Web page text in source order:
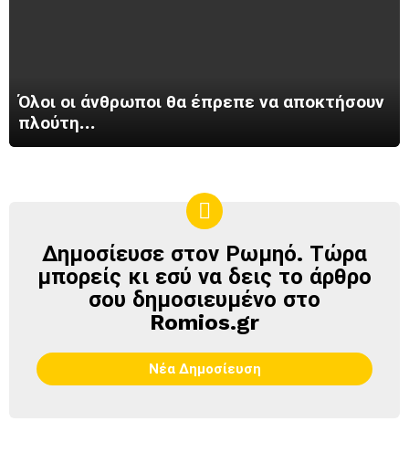
Όλοι οι άνθρωποι θα έπρεπε να αποκτήσουν
πλούτη…
ΔΗΜΟΣΊΕΥΣΕ
ΣΤΟΝ
ΡΩΜΗΌ
Δημοσίευσε στον Ρωμηό. Τώρα
μπορείς κι εσύ να δεις το άρθρο
σου δημοσιευμένο στο
Romios.gr
Νέα Δημοσίευση